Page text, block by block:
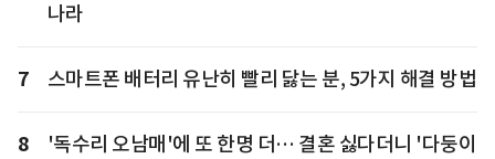
나라
7 스마트폰 배터리 유난히 빨리 닳는 분, 5가지 해결 방법
8
'독수리 오남매'에 또 한명 더… 결혼 싫다더니 '다둥이